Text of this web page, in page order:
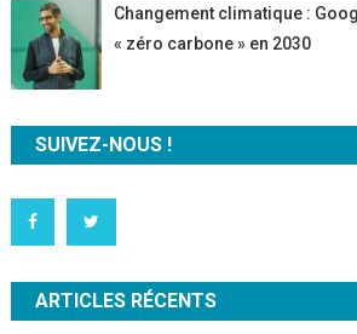
Changement climatique :
« zéro carbone » en 2030
SUIVEZ-NOUS !
ARTICLES RÉCENTS